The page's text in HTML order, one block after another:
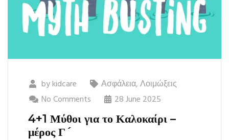
bykidcare Ασφάλεια,Λοιμώξεις
No Comments
28 June 2025
4+1 Μύθοι για το Καλοκαίρι –
μέρος Γ´